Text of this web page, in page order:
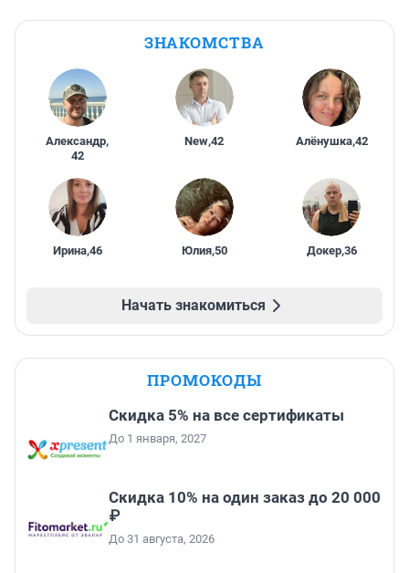
ЗНАКОМСТВА
Александр,
42
New,42 Алёнушка,42
Ирина,46 Юлия,50 Докер,36
Начать знакомиться
ПРОМОКОДЫ
Скидка 5% на все сертификаты
До 1 января, 2027
Скидка 10% на один заказ до 20 000
₽
До 31 августа, 2026